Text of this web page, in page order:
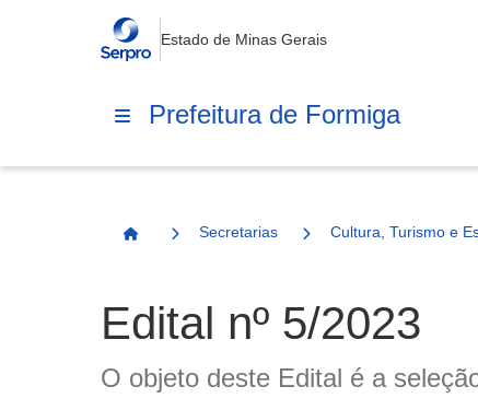
Estado de Minas Gerais
Prefeitura de Formiga
Página Inicial
Secretarias Cultura, Turismo e
Edital nº 5/2023
O objeto deste Edital é a